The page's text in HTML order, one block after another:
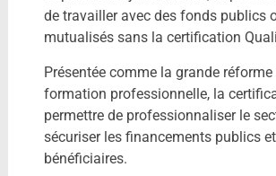
de travailler avec des fonds publics
mutualisés sans la certification
Présentée comme la grande
formation professionnelle, la
permettre de professionnaliser le
sécuriser les financements publics
bénéficiaires.